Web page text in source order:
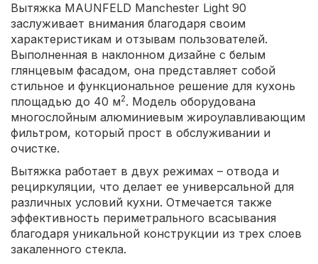
Вытяжка MAUNFELD Manchester Light 90
заслуживает внимания благодаря своим
характеристикам и отзывам пользователей.
Выполненная в наклонном дизайне с белым
глянцевым фасадом, она представляет собой
стильное и функциональное решение для кухонь
площадью до 40 м2. Модель оборудована
многослойным алюминиевым жироулавливающим
фильтром, который прост в обслуживании и
очистке.
Вытяжка работает в двух режимах – отвода и
рециркуляции, что делает ее универсальной для
различных условий кухни. Отмечается также
эффективность периметрального всасывания
благодаря уникальной конструкции из трех слоев
закаленного стекла.